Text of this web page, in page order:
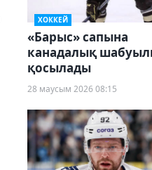
ХОККЕЙ
«Барыс» сапына
канадалық
қосылады
28 маусым 2026 08:15